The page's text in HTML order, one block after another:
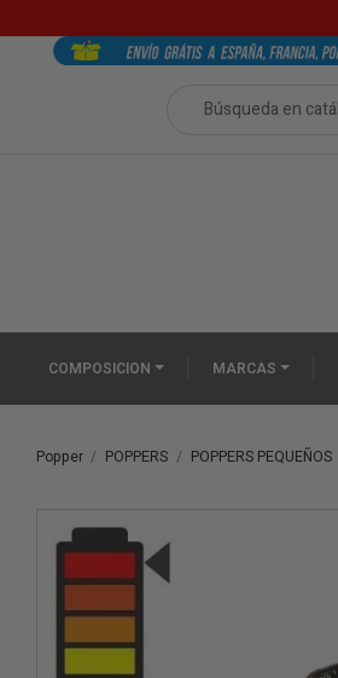
COMPOSICION MARCAS
Popper POPPERS POPPERS PEQUEÑOS